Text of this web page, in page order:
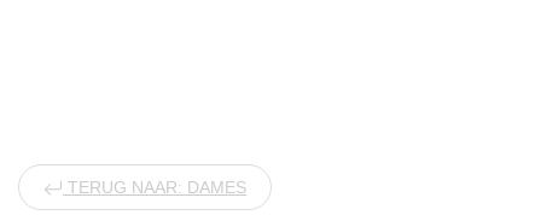
TERUG NAAR: DAMES